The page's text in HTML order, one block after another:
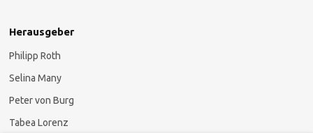
Herausgeber
Philipp Roth
Selina Many
Peter von Burg
Tabea Lorenz